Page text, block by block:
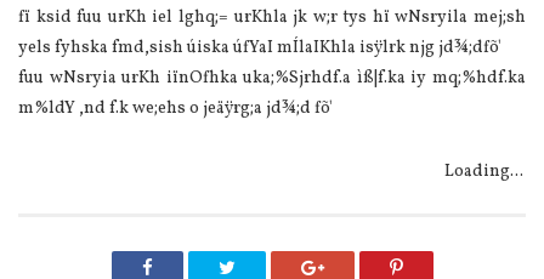
fï ksid fuu urKh iel lghq;= urKhla jk w;r tys hï wNsryila mej;sh
yels fyhska fmd,sish úiska úfYaI mÍlaIKhla isÿlrk njg jd¾;dfõ'
fuu wNsryia urKh iïnOfhka uka;%Sjrhdf.a ìß|f.ka iy mq;%hdf.ka
m%ldY ,nd f.k we;ehs o jeäÿrg;a jd¾;d fõ'
Loading...